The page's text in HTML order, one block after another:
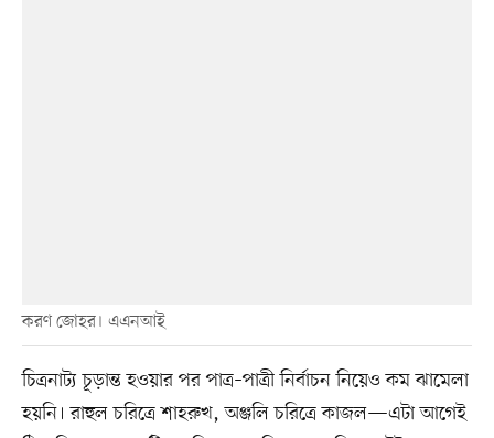
করণ জোহর। এএনআই
চিত্রনাট্য চূড়ান্ত হওয়ার পর পাত্র–পাত্রী নির্বাচন নিয়েও কম ঝামেলা
হয়নি। রাহুল চরিত্রে শাহরুখ, অঞ্জলি চরিত্রে কাজল—এটা আগেই